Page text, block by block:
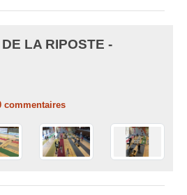
LA RIPOSTE -
commentaires